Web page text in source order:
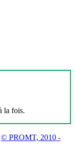
la fois.
© PROMT, 2010 -